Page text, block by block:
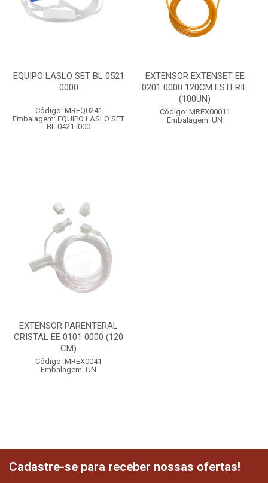
EQUIPO LASLO SET BL 0521
0000
Código: MREQ0241
Embalagem: EQUIPO LASLO SET
BL 0421 I000
EXTENSOR EXTENSET EE
0201 0000 120CM ESTERIL
(100UN)
Código: MREX00011
Embalagem: UN
EXTENSOR PARENTERAL
CRISTAL EE 0101 0000 (120
CM)
Código: MREX0041
Embalagem: UN
Cadastre-se para receber nossas ofertas!